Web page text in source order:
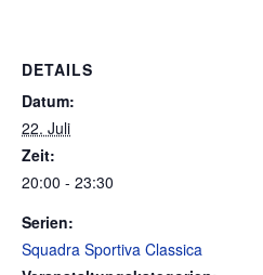
DETAILS
Datum:
22. Juli
Zeit:
20:00 - 23:30
Serien:
Squadra Sportiva Classica